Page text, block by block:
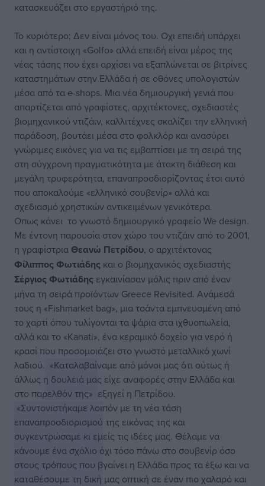
κατασκευάζει στο εργαστήριό της.
Το κυριότερο; Δεν είναι μόνος του. Οχι επειδή υπάρχει
και η αντίστοιχη «Golfo» αλλά επειδή είναι μέρος της
νέας τάσης που έχει αρχίσει να εξαπλώνεται σε βιτρίνες
καταστημάτων στην Ελλάδα ή σε οθόνες υπολογιστών
μέσα από τα e-shops. Μια νέα δημιουργική γενιά που
απαρτίζεται από γραφίστες, αρχιτέκτονες, σχεδιαστές
βιομηχανικού ντιζάιν, καλλιτέχνες σκαλίζει την ελληνική
παράδοση, βουτάει μέσα στο φολκλόρ και ανασύρει
γνώριμες εικόνες για να τις εμβαπτίσει με τη σειρά της
στη σύγχρονη πραγματικότητα με άτακτη διάθεση και
μεγάλη τρυφερότητα, επαναπροσδιορίζοντας έτσι αυτό
που αποκαλούμε «ελληνικό σουβενίρ» αλλά και
σχεδιασμό χρηστικών αντικειμένων γενικότερα.
Οπως κάνει το γνωστό δημιουργικό γραφείο We design.
Με έντονη παρουσία στον χώρο του ντιζάιν από το 2001,
η γραφίστρια Θεανώ Πετρίδου, ο αρχιτέκτονας
Φίλιππος Φωτιάδης και ο βιομηχανικός σχεδιαστής
Σέργιος Φωτιάδης εγκαινίασαν μόλις πριν από έναν
μήνα τη σειρά προϊόντων Greece Revisited. Ανάμεσά
τους η «Fishmarket bag», μια τσάντα εμπνευσμένη από
το χαρτί όπου τυλίγονται τα ψάρια στα ιχθυοπωλεία,
αλλά και το «Kanati», ένα κεραμικό δοχείο για νερό ή
κρασί που προσομοιάζει στο γνωστό μεταλλικό χωνί
λαδιού. «Καταλαβαίναμε από μόνοι μας ότι ούτως ή
άλλως η δουλειά μας είχε αναφορές στην Ελλάδα και
στο παρελθόν της» εξηγεί η Πετρίδου.
«Συντονιστήκαμε λοιπόν με τη νέα τάση
επαναπροσδιορισμού της εικόνας της και
συγκεντρώσαμε κι εμείς τις ιδέες μας. Θέλαμε να
κάνουμε ένα σχόλιο όχι τόσο πάνω στο σουβενίρ όσο
στους τρόπους που βγαίνει η Ελλάδα προς τα έξω και να
καταθέσουμε τη δική μας οπτική σε έναν πιο χαλαρό και